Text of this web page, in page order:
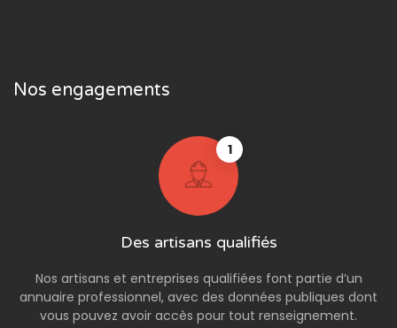
Nos engagements
1
Des artisans qualifiés
Nos artisans et entreprises qualifiées font partie d’un
annuaire professionnel, avec des données publiques dont
vous pouvez avoir accès pour tout renseignement.